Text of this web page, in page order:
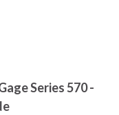
Series 570 -